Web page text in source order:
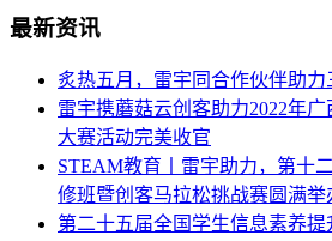
最新资讯
炙热五月，雷宇同合作伙伴助
雷宇携蘑菇云创客助力2022年
大赛活动完美收官
STEAM教育丨雷宇助力，第十
修班暨创客马拉松挑战赛圆满举
第二十五届全国学生信息素养